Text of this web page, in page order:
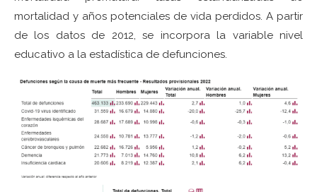
mortalidad y años potenciales de vida perdidos. A partir
de los datos de 2012, se incorpora la variable nivel
educativo a la estadística de defunciones.